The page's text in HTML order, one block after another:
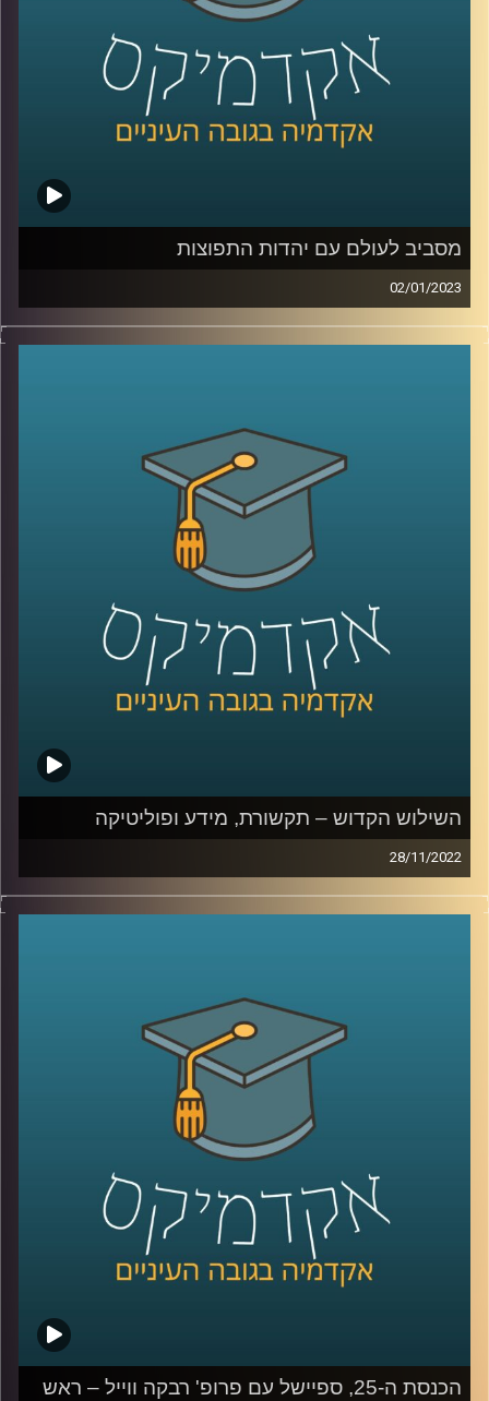
מסביב לעולם עם יהדות התפוצות
02/01/2023
הקשר בין מדינת ישראל ליהדות התפוצות הוא קשר חזק וארוך
שנים. מר יהונתן דייויס, ראש בית הספר הבינלאומי
AudioVersity
השילוש הקדוש – תקשורת, מידע ופוליטיקה
28/11/2022
פוליטיקה, תקשורת ומידע תמיד הלכו יחדיו. בשנים האחרונות
האלה נוספו לשילוש הזה נדבכים נוספים, כמו הרשת החברתית
AudioVersity
הכנסת ה-25, ספיישל עם פרופ' רבקה ווייל – ראש